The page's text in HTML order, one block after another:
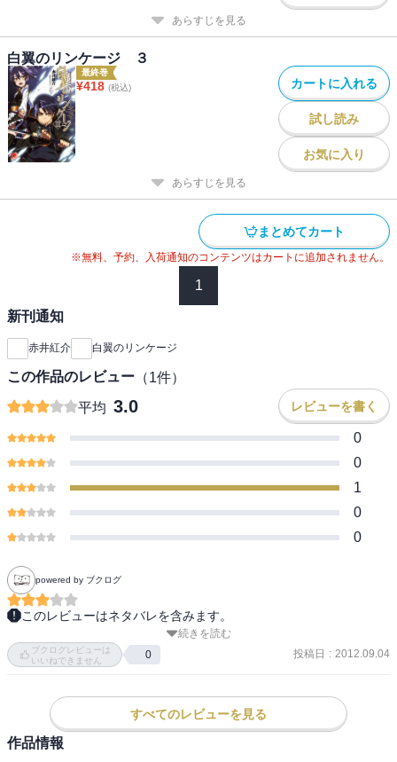
あらすじを見る
白翼のリンケージ ３
最終巻
¥418 (税込) カートに入れる
試し読み
お気に入り
あらすじを見る
まとめてカート
※無料、予約、入荷通知のコンテンツはカートに追加されません。
1
新刊通知
赤井紅介 白翼のリンケージ
この作品のレビュー （1件）
平均 3.0 レビューを書く
0
0
1
0
0
powered by ブクログ
このレビューはネタバレを含みます。
黑金のイルを倒してからの話．
というわけで，なんだか燃え尽き気味なスタートなんですがね．
まぁ，でも途中で戦線離脱したり敵対した奴等とかの話が終わって
ないんで．
で，隔離街の話．
続きを読む
ブクログレビューは
いいねできません
0 投稿日 : 2012.09.04
すべてのレビューを見る
作品情報